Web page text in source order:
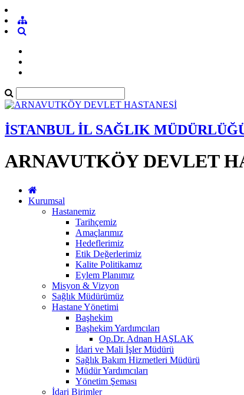
İSTANBUL İL SAĞLIK
ARNAVUTKÖY DEVLET
Kurumsal
Hastanemiz
Tarihçemiz
Amaçlarımız
Hedeflerimiz
Etik Değerlerimiz
Kalite Politikamız
Eylem Planımız
Misyon & Vizyon
Sağlık Müdürümüz
Hastane Yönetimi
Başhekim
Başhekim Yardımcıları
Op.Dr. Adnan HAŞLAK
İdari ve Mali İşler Müdürü
Sağlık Bakım Hizmetleri Müdürü
Müdür Yardımcıları
Yönetim Şeması
İdari Birimler